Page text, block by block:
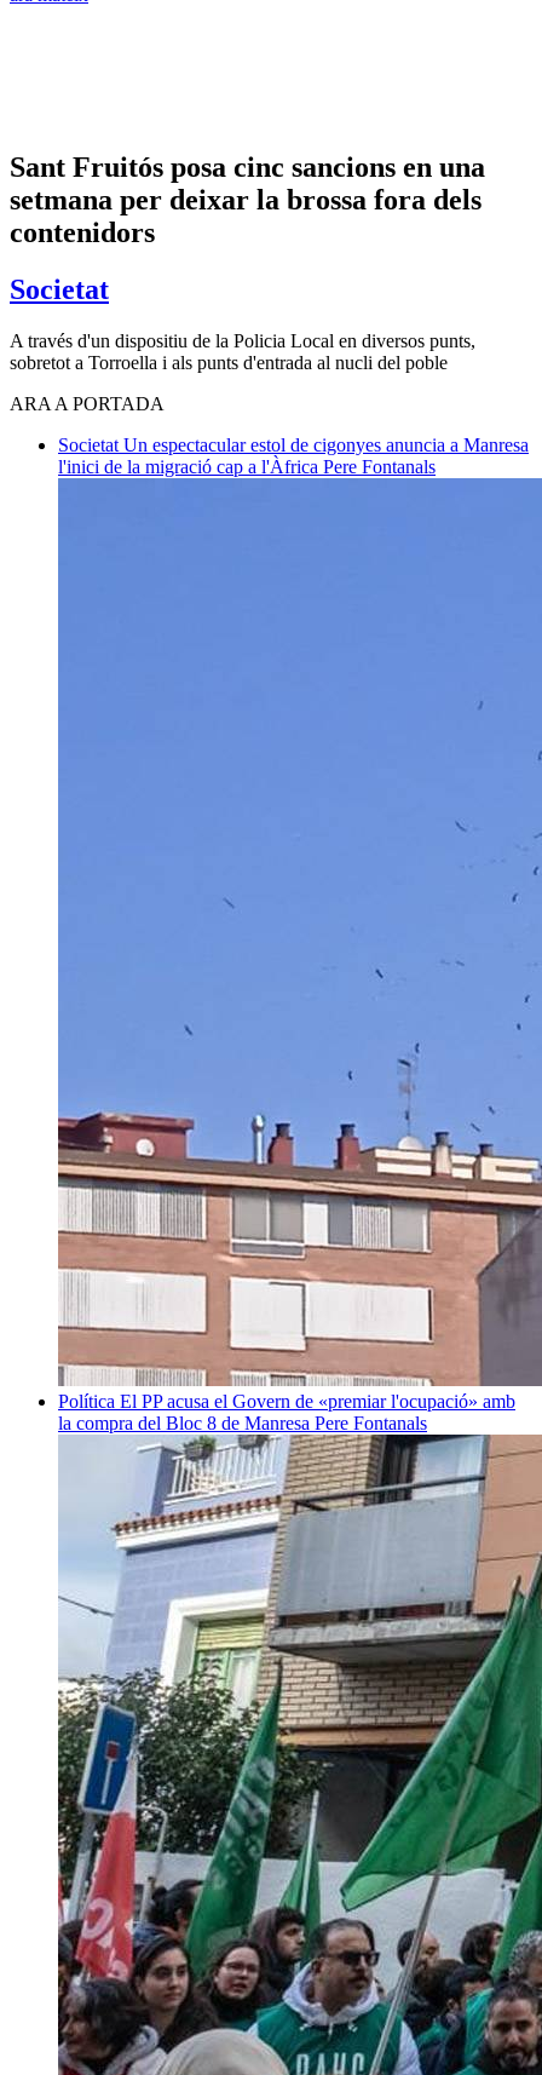
Sant Fruitós posa cinc sancions en una
setmana per deixar la brossa fora dels
contenidors
Societat
A través d'un dispositiu de la Policia Local en diversos punts,
sobretot a Torroella i als punts d'entrada al nucli del poble
ARA A PORTADA
Societat Un espectacular estol de cigonyes anuncia a Manresa
l'inici de la migració cap a l'Àfrica Pere Fontanals
Política El PP acusa el Govern de «premiar l'ocupació» amb
la compra del Bloc 8 de Manresa Pere Fontanals